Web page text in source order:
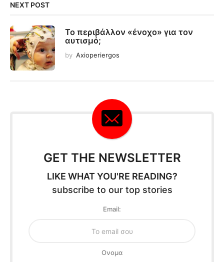
NEXT POST
Το περιβάλλον «ένοχο» για τον
αυτισμό;
by Axioperiergos
GET THE NEWSLETTER
LIKE WHAT YOU'RE READING?
subscribe to our top stories
Email:
Oνομα